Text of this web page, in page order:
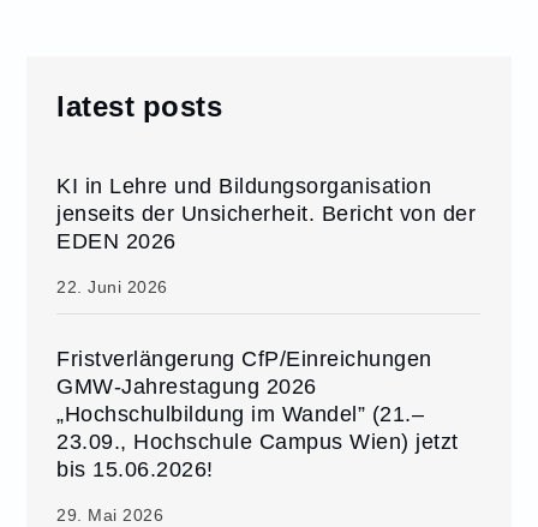
latest posts
KI in Lehre und Bildungsorganisation
jenseits der Unsicherheit. Bericht von der
EDEN 2026
22. Juni 2026
Fristverlängerung CfP/Einreichungen
GMW-Jahrestagung 2026
„Hochschulbildung im Wandel” (21.–
23.09., Hochschule Campus Wien) jetzt
bis 15.06.2026!
29. Mai 2026